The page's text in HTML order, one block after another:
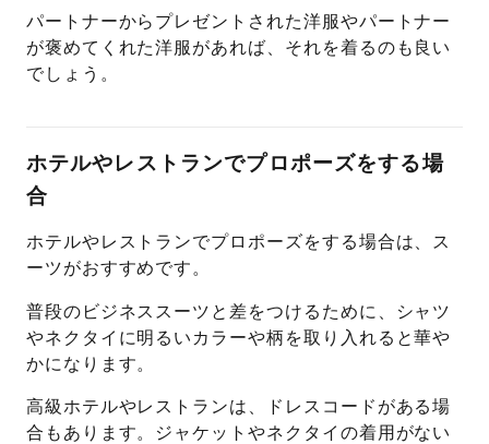
パートナーからプレゼントされた洋服やパートナー
が褒めてくれた洋服があれば、それを着るのも良い
でしょう。
ホテルやレストランでプロポーズをする場
合
ホテルやレストランでプロポーズをする場合は、ス
ーツがおすすめです。
普段のビジネススーツと差をつけるために、シャツ
やネクタイに明るいカラーや柄を取り入れると華や
かになります。
高級ホテルやレストランは、ドレスコードがある場
合もあります。ジャケットやネクタイの着用がない